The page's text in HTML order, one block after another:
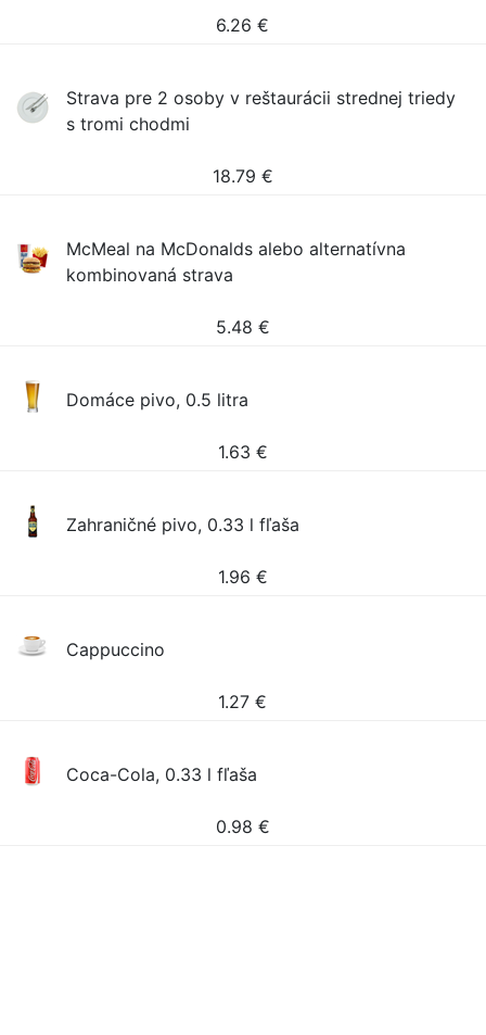
6.26 €
Strava pre 2 osoby v reštaurácii strednej triedy
s tromi chodmi
18.79 €
McMeal na McDonalds alebo alternatívna
kombinovaná strava
5.48 €
Domáce pivo, 0.5 litra
1.63 €
Zahraničné pivo, 0.33 l fľaša
1.96 €
Cappuccino
1.27 €
Coca-Cola, 0.33 l fľaša
0.98 €